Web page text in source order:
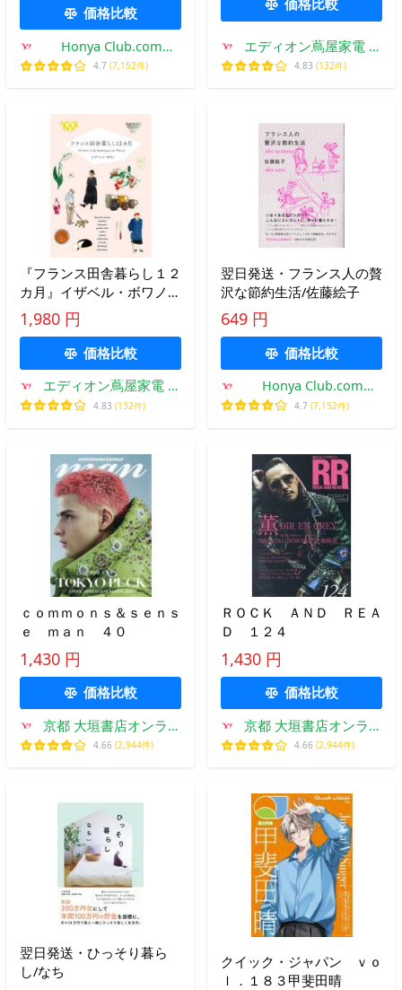
価格比較
Honya Club.com
Yahoo!店
4.7 (7,152件)
価格比較
エディオン蔦屋家電 ヤ
フー店
4.83 (132件)
『フランス田舎暮らし１２
カ月』イザベル・ボワノ
トリコロル・パリ（パイイ
ンターナショナル）
1,980 円
価格比較
エディオン蔦屋家電 ヤ
フー店
4.83 (132件)
翌日発送・フランス人の贅
沢な節約生活/佐藤絵子
649 円
価格比較
Honya Club.com
Yahoo!店
4.7 (7,152件)
ｃｏｍｍｏｎｓ＆ｓｅｎｓ
ｅ ｍａｎ ４０
1,430 円
価格比較
京都 大垣書店オンライ
ン
4.66 (2,944件)
ＲＯＣＫ ＡＮＤ ＲＥＡ
Ｄ １２４
1,430 円
価格比較
京都 大垣書店オンライ
ン
4.66 (2,944件)
翌日発送・ひっそり暮ら
し/なち
クイック・ジャパン ｖｏ
ｌ．１８３甲斐田晴